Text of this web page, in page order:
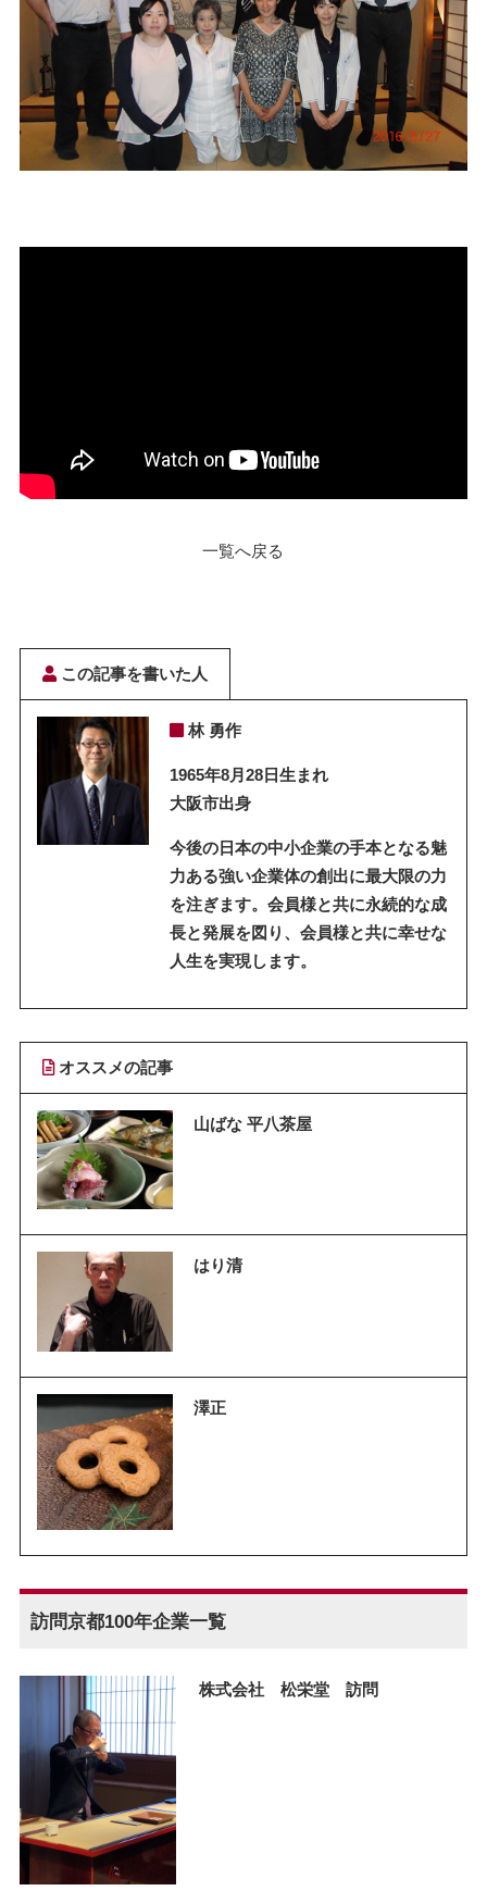
一覧へ戻る
この記事を書いた人
林 勇作
1965年8月28日生まれ
大阪市出身
今後の日本の中小企業の手本となる魅
力ある強い企業体の創出に最大限の力
を注ぎます。会員様と共に永続的な成
長と発展を図り、会員様と共に幸せな
人生を実現します。
オススメの記事
山ばな 平八茶屋
はり清
澤正
訪問京都100年企業一覧
株式会社 松栄堂 訪問